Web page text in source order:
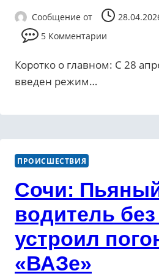
Сообщение от
5 Комментарии
Коротко о главном: С 28
введен режим…
ПРОИСШЕСТВИЯ
Сочи:
водитель
устроил
«ВАЗе»